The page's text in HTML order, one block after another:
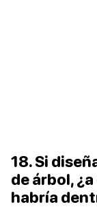
18. Si
de árbol,
habría